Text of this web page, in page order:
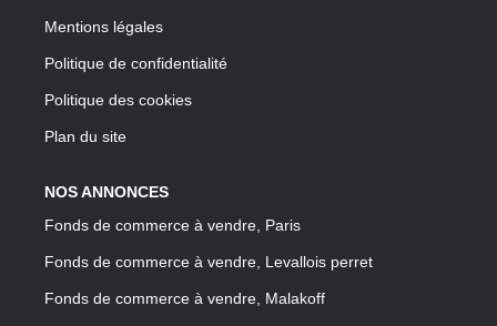
Mentions légales
Politique de confidentialité
Politique des cookies
Plan du site
NOS ANNONCES
Fonds de commerce à vendre, Paris
Fonds de commerce à vendre, Levallois perret
Fonds de commerce à vendre, Malakoff